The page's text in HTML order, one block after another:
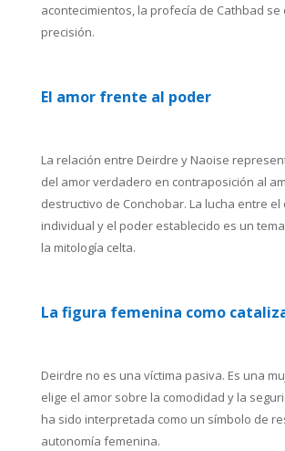
acontecimientos, la profecía de Cathbad se
precisión.
El amor frente al poder
La relación entre Deirdre y Naoise
del amor verdadero en contraposición al
destructivo de Conchobar. La lucha entre el
individual y el poder establecido es un
la mitología celta.
La figura femenina como
Deirdre no es una víctima pasiva. Es una
elige el amor sobre la comodidad y la
ha sido interpretada como un símbolo de
autonomía femenina.